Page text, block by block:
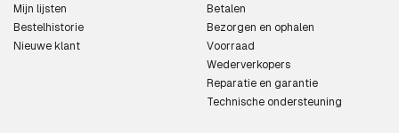
Mijn lijsten
Bestelhistorie
Nieuwe klant
Betalen
Bezorgen en ophalen
Voorraad
Wederverkopers
Reparatie en garantie
Technische ondersteuning